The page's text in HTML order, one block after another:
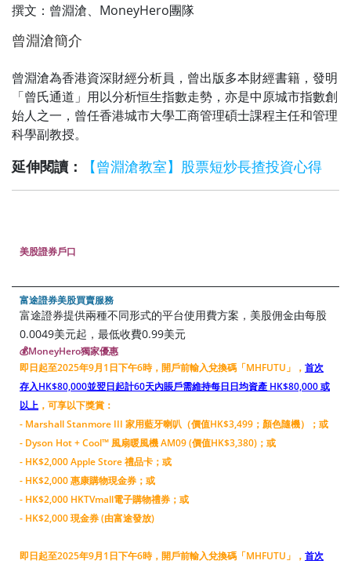
撰文：曾淵滄、MoneyHero團隊
曾淵滄簡介
曾淵滄為香港資深財經分析員，曾出版多本財經書籍，發明
「曾氏通道」用以分析恒生指數走勢，亦是中原城市指數創
始人之一，曾任香港城市大學工商管理碩士課程主任和管理
科學副教授。
延伸閱讀： 【曾淵滄教室】股票短炒長揸投資心得
美股證券戶口
富途證券美股買賣服務
富途證券提供兩種不同形式的平台使用費方案，美股佣金由每股
0.0049美元起，最低收費0.99美元
💰MoneyHero獨家優惠
即日起至2025年9月1日下午6時，開戶前輸入兌換碼「MHFUTU」， 首次
存入HK$80,000並翌日起計60天內賬戶需維持每日日均資產 HK$80,000 或
以上 ，可享以下獎賞：
- Marshall Stanmore III 家用藍牙喇叭（價值HK$3,499；顏色隨機）；或
- Dyson Hot + Cool™ 風扇暖風機 AM09 (價值HK$3,380)；或
- HK$2,000 Apple Store 禮品卡；或
- HK$2,000 惠康購物現金券；或
- HK$2,000 HKTVmall電子購物禮券；或
- HK$2,000 現金券 (由富途發放)
即日起至2025年9月1日下午6時，開戶前輸入兌換碼「MHFUTU」， 首次